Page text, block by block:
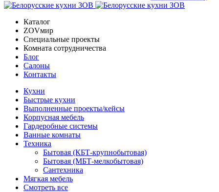
Каталог
ZOVмир
Специальные проекты
Комната сотрудничества
Блог
Салоны
Контакты
Кухни
Быстрые кухни
Выполненные проекты/кейсы
Корпусная мебель
Гардеробные системы
Ванные комнаты
Техника
Бытовая (КБТ-крупнобытовая)
Бытовая (МБТ-мелкобытовая)
Сантехника
Мягкая мебель
Смотреть все